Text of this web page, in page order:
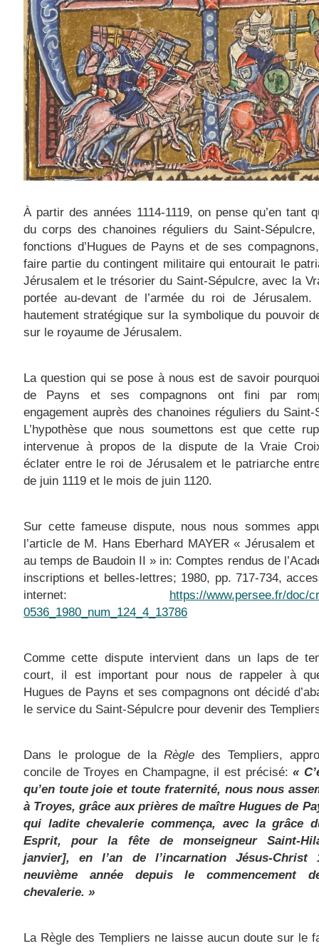
À partir des années 1114-1119, on pense qu’en tant
du corps des chanoines réguliers du Saint-
fonctions d’Hugues de Payns et de ses
faire partie du contingent militaire qui entourait le
Jérusalem et le trésorier du Saint-Sépulcre, avec la
portée au-devant de l’armée du roi de Jérusalem.
hautement stratégique sur la symbolique du pouvoir
sur le royaume de Jérusalem.
La question qui se pose à nous est de savoir
de Payns et ses compagnons ont fini par
engagement auprès des chanoines réguliers du Saint-
L’hypothèse que nous soumettons est que cette
intervenue à propos de la dispute de la Vraie
éclater entre le roi de Jérusalem et le patriarche
de juin 1119 et le mois de juin 1120.
Sur cette fameuse dispute, nous nous sommes
l’article de M. Hans Eberhard MAYER « Jérusalem et
au temps de Baudoin II » in: Comptes rendus de
inscriptions et belles-lettres; 1980, pp. 717-734,
internet: https://www.persee.fr/doc/
0536_1980_num_124_4_13786
Comme cette dispute intervient dans un laps de
court, il est important pour nous de rappeler à
Hugues de Payns et ses compagnons ont décidé
le service du Saint-Sépulcre pour devenir des
Dans le prologue de la Règledes Templiers,
concile de Troyes en Champagne, il est précisé:«
qu’en toute joie et toute fraternité, nous nous
à Troyes, grâce aux prières de maître Hugues de
qui ladite chevalerie commença, avec la grâce
Esprit, pour la fête de monseigneur Saint-
janvier], en l’an de l’incarnation Jésus-Christ
neuvième année depuis le commencement
chevalerie. »
La Règle des Templiers ne laisse aucun doute sur le